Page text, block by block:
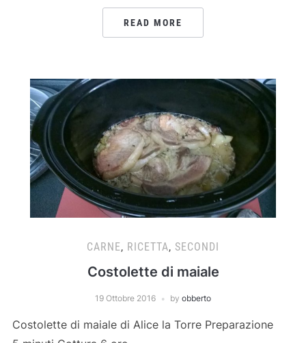
READ MORE
CARNE, RICETTA, SECONDI
Costolette di maiale
19 Ottobre 2016 by obberto
Costolette di maiale di Alice la Torre Preparazione